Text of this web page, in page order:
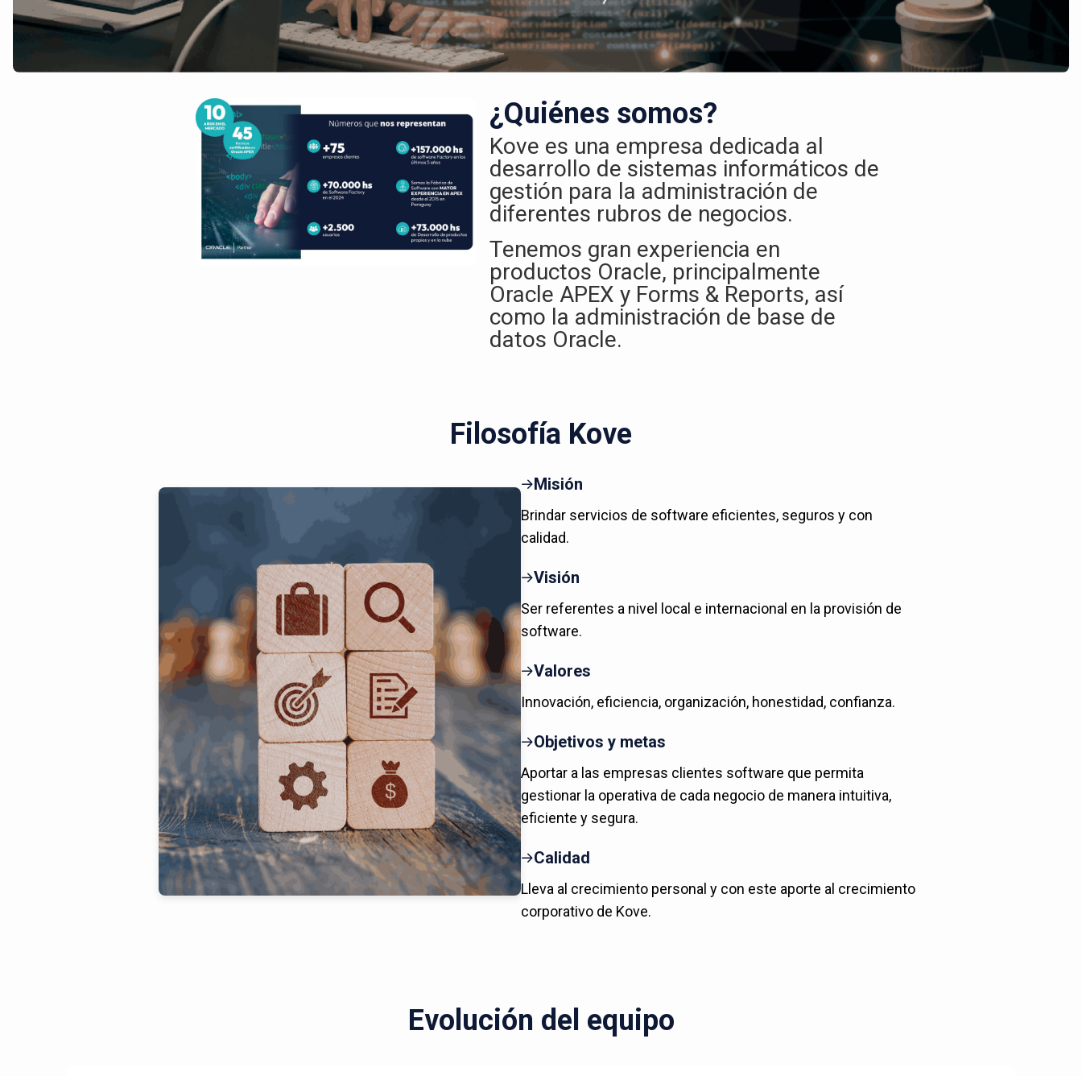
¿Quiénes somos?
Kove es una empresa dedicada al
desarrollo de sistemas informáticos de
gestión para la administración de
diferentes rubros de negocios.​
Tenemos gran experiencia en
productos Oracle, principalmente
Oracle APEX y Forms & Reports, así
como la administración de base de
datos Oracle.
Filosofía Kove
Misión
Brindar servicios de software eficientes, seguros y con
calidad.
Visión
Ser referentes a nivel local e internacional en la provisión de
software.
Valores
Innovación, eficiencia, organización, honestidad, confianza.
Objetivos y metas
Aportar a las empresas clientes software que permita
gestionar la operativa de cada negocio de manera intuitiva,
eficiente y segura.
Calidad
Lleva al crecimiento personal y con este aporte al crecimiento
corporativo de Kove.
Evolución del equipo